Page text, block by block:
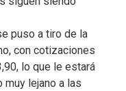
puso a tiro de la
con cotizaciones
lo que le estará
muy lejano a las